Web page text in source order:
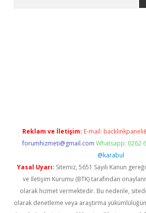
Reklam ve İletişim: E-mail:
forumhizmeti@gmail.com Whatsapp: 0262
@karabul
Yasal Uyarı: Sitemiz, 5651 Sayılı Kanun
ve İletişim Kurumu (BTK) tarafından
olarak hizmet vermektedir. Bu nedenle,
olarak denetleme veya araştırma